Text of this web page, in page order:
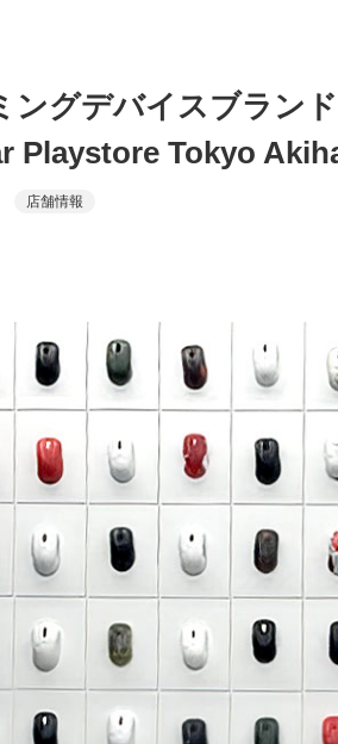
ングデバイスブラン
Playstore Tokyo
店舗情報